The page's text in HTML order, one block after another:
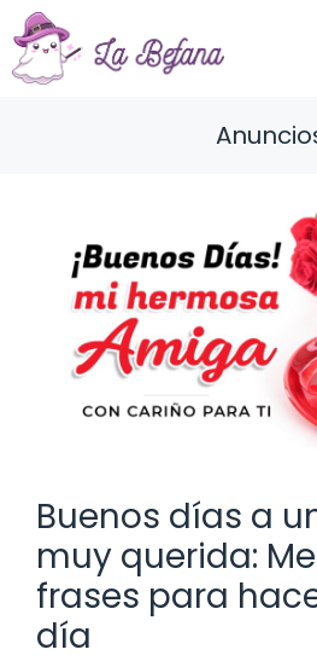
Saltar
al
contenido
Buenos días a
muy querida:
frases para
día